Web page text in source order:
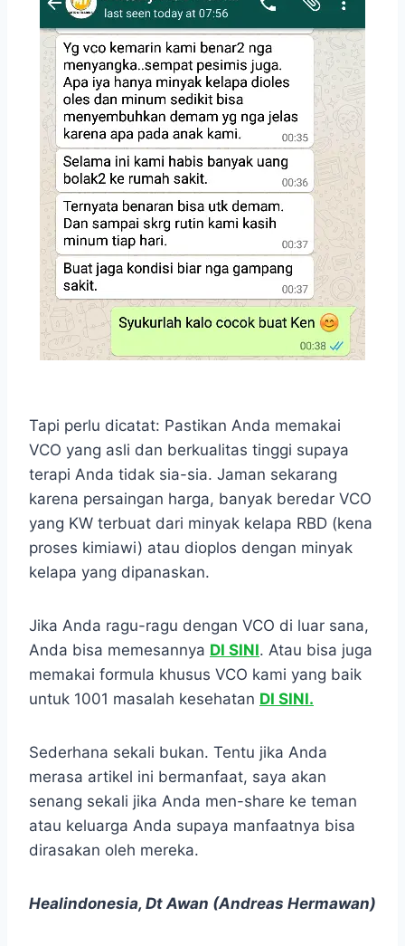
Tapi perlu dicatat: Pastikan Anda memakai
VCO yang asli dan berkualitas tinggi supaya
terapi Anda tidak sia-sia. Jaman sekarang
karena persaingan harga, banyak beredar VCO
yang KW terbuat dari minyak kelapa RBD (kena
proses kimiawi) atau dioplos dengan minyak
kelapa yang dipanaskan.
Jika Anda ragu-ragu dengan VCO di luar sana,
Anda bisa memesannya DI SINI. Atau bisa juga
memakai formula khusus VCO kami yang baik
untuk 1001 masalah kesehatan DI SINI.
Sederhana sekali bukan. Tentu jika Anda
merasa artikel ini bermanfaat, saya akan
senang sekali jika Anda men-share ke teman
atau keluarga Anda supaya manfaatnya bisa
dirasakan oleh mereka.
Healindonesia, Dt Awan (Andreas Hermawan)